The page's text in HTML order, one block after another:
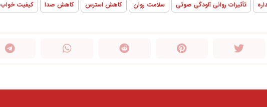
تأثیرات روانی آلودگی صوتی سلامت روان کاهش استرس کاهش صدا کیفیت خواب